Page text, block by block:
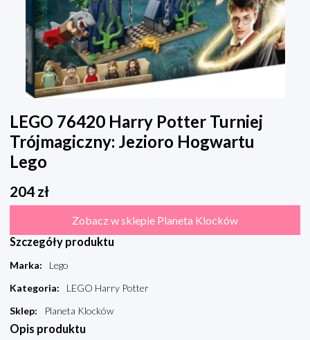
LEGO 76420 Harry Potter Turniej
Trójmagiczny: Jezioro Hogwartu
Lego
204 zł
Zobacz w sklepie Planeta Klocków
Szczegóły produktu
Marka:
Lego
Kategoria:
LEGO Harry Potter
Sklep: Planeta Klocków
Opis produktu